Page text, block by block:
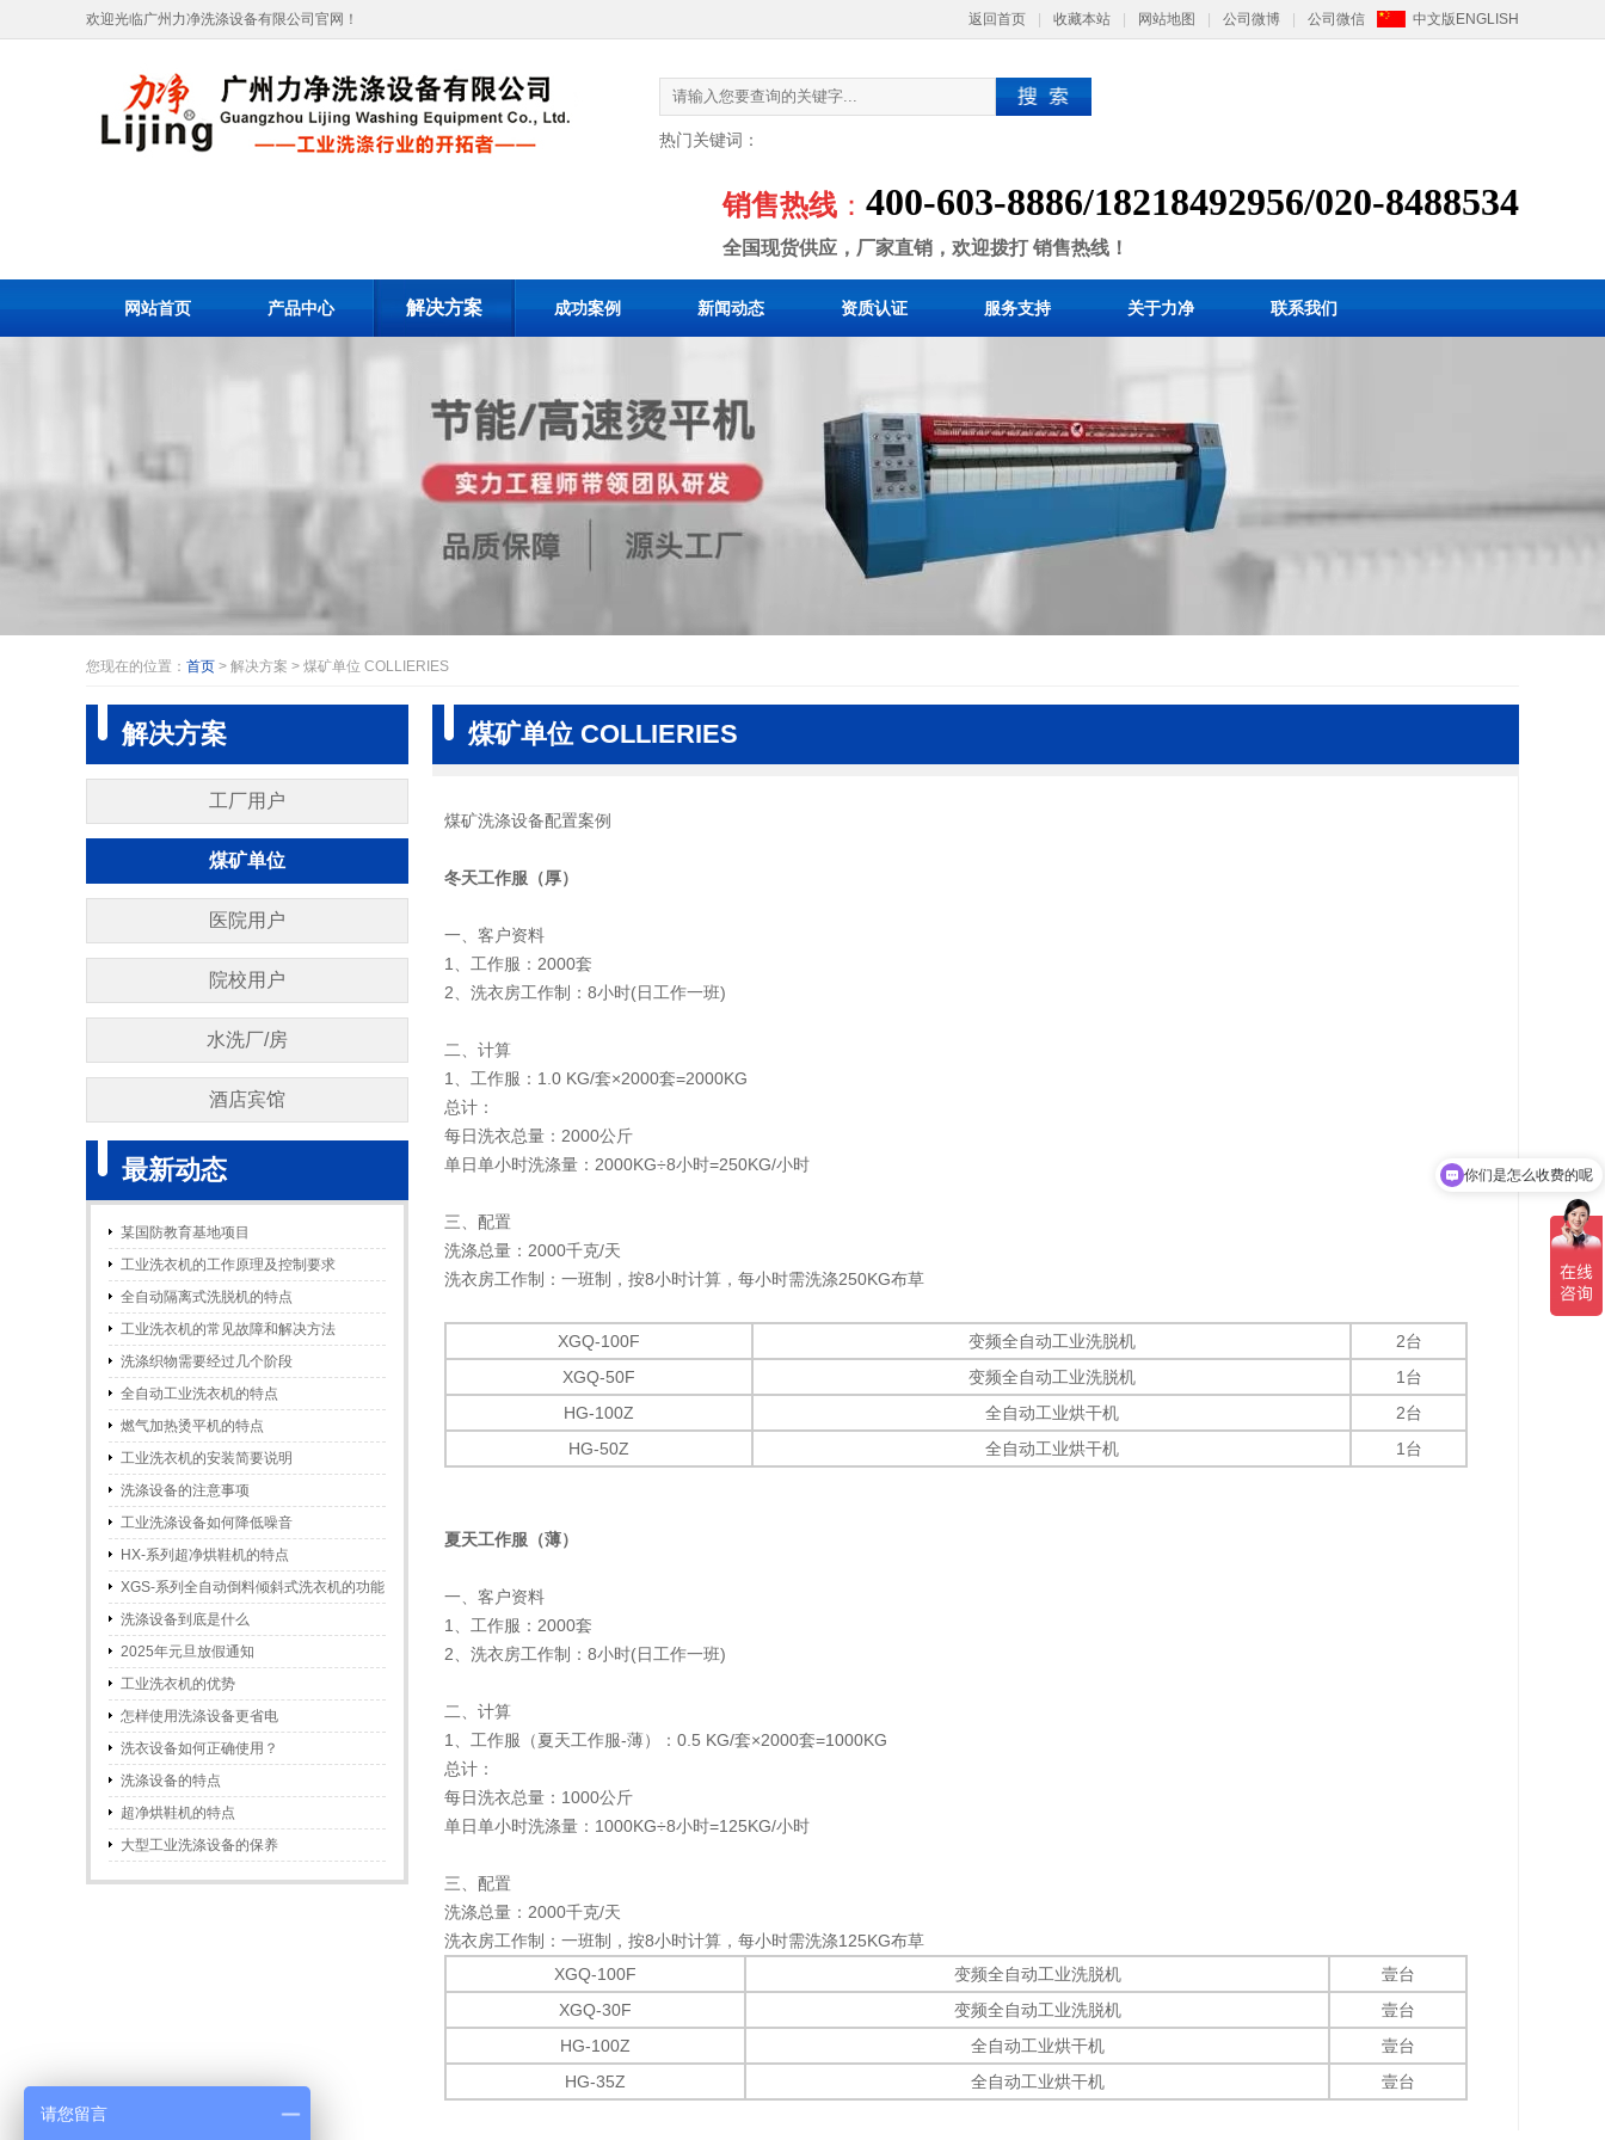
欢迎光临广州力净洗涤设备有限公司官网！ 返回首页 收藏本站 网站地图 公司微博 公司微信 中文版 ENGLISH
热门关键词：
销售热线 ： 400-603-8886/18218492956/020-8488534
全国现货供应，厂家直销，欢迎拨打 销售热线！
网站首页 产品中心 解决方案 成功案例 新闻动态 资质认证 服务支持 关于力净 联系我们
您现在的位置： 首页 > 解决方案 > 煤矿单位 COLLIERIES
解决方案
工厂用户
THE FACTORY USERS
煤矿单位
COLLIERIES
医院用户
THE HOSPITAL CUSTOMERS
院校用户
LEARING USER
水洗厂/房
WASHING PLANT/ROOM
酒店宾馆
HOTELS
最新动态
某国防教育基地项目
工业洗衣机的工作原理及控制要求
全自动隔离式洗脱机的特点
工业洗衣机的常见故障和解决方法
洗涤织物需要经过几个阶段
全自动工业洗衣机的特点
燃气加热烫平机的特点
工业洗衣机的安装简要说明
洗涤设备的注意事项
工业洗涤设备如何降低噪音
HX-系列超净烘鞋机的特点
XGS-系列全自动倒料倾斜式洗衣机的功能
和特点
洗涤设备到底是什么
2025年元旦放假通知
工业洗衣机的优势
怎样使用洗涤设备更省电
洗衣设备如何正确使用？
洗涤设备的特点
超净烘鞋机的特点
大型工业洗涤设备的保养
煤矿单位 COLLIERIES
煤矿洗涤设备配置案例
冬天工作服（厚）
一、客户资料
1、工作服：2000套
2、洗衣房工作制：8小时(日工作一班)
二、计算
1、工作服：1.0 KG/套×2000套=2000KG
总计：
每日洗衣总量：2000公斤
单日单小时洗涤量：2000KG÷8小时=250KG/小时
三、配置
洗涤总量：2000千克/天
洗衣房工作制：一班制，按8小时计算，每小时需洗涤250KG布草
XGQ-100F 变频全自动工业洗脱机
2台
XGQ-50F
变频全自动工业洗脱机
1台
HG-100Z
全自动工业烘干机
2台
HG-50Z
全自动工业烘干机 1台
夏天工作服（薄）
一、客户资料
1、工作服：2000套
2、洗衣房工作制：8小时(日工作一班)
二、计算
1、工作服（夏天工作服-薄）：0.5 KG/套×2000套=1000KG
总计：
每日洗衣总量：1000公斤
单日单小时洗涤量：1000KG÷8小时=125KG/小时
三、配置
洗涤总量：2000千克/天
洗衣房工作制：一班制，按8小时计算，每小时需洗涤125KG布草
XGQ-100F
变频全自动工业洗脱机
壹台
XGQ-30F
变频全自动工业洗脱机
壹台
HG-100Z
全自动工业烘干机
壹台
HG-35Z
全自动工业烘干机 壹台
你们是怎么收费的呢
请您留言